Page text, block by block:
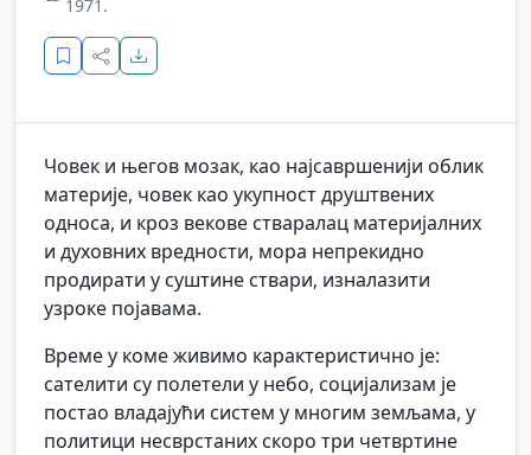
1971.
Човек и његов мозак, као најсавршенији облик
материје, човек као укупност друштвених
односа, и кроз векове стваралац материјалних
и духовних вредности, мора непрекидно
продирати у суштине ствари, изналазити
узроке појавама.
Време у коме живимо карактеристично је:
сателити су полетели у небо, социјализам је
постао владајући систем у многим земљама, у
политици несврстаних скоро три четвртине